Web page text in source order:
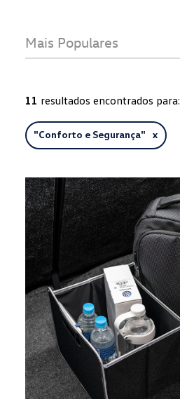
Mais Populares
11 resultados encontrados para:
"Conforto e Segurança" x